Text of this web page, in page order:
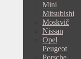
Mini
Mitsubishi
Moskvič
Nissan
Opel
Peugeot
Porsche